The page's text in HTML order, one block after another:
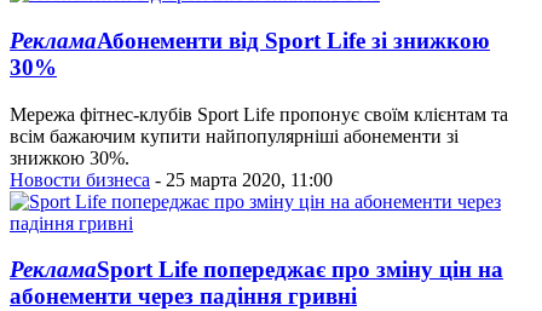
РекламаАбонементи від Sport Life зі знижкою
30%
Мережа фiтнес-клубiв Sport Life пропонує своїм клієнтам та
всім бажаючим купити найпопулярніші абонементи зі
знижкою 30%.
Новости бизнеса - 25 марта 2020, 11:00
РекламаSport Life попереджає про зміну цін на
абонементи через падіння гривні